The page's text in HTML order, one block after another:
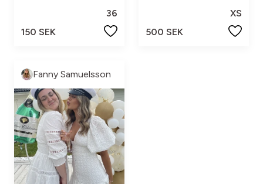
36
150 SEK
XS
500 SEK
Fanny Samuelsson